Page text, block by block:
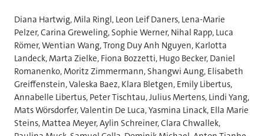
Diana Hartwig, Mila Ringl, Leon Leif Daners, Lena-Marie
Pelzer, Carina Greweling, Sophie Werner, Nihal Rapp, Luca
Römer, Wentian Wang, Trong Duy Anh Nguyen, Karlotta
Landeck, Marta Zielke, Fiona Bozzetti, Hugo Becker, Daniel
Romanenko, Moritz Zimmermann, Shangwi Aung, Elisabeth
Greiffenstein, Valeska Baez, Klara Bletgen, Emily Libertus,
Annabelle Libertus, Peter Tischtau, Julius Mertens, Lindi Yang,
Mats Wörsdorfer, Valentin De Luca, Yasmina Linack, Ella Marie
Steins, Mattea Meyer, Aylin Schreiner, Clara Chwallek,